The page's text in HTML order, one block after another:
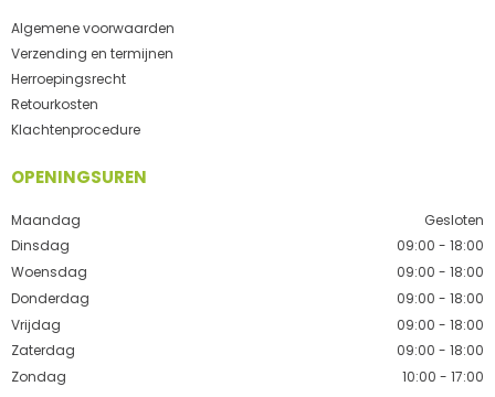
Algemene voorwaarden
Verzending en termijnen
Herroepingsrecht
Retourkosten
Klachtenprocedure
OPENINGSUREN
Maandag
Gesloten
Dinsdag
09:00 - 18:00
Woensdag
09:00 - 18:00
Donderdag
09:00 - 18:00
Vrijdag
09:00 - 18:00
Zaterdag
09:00 - 18:00
Zondag
10:00 - 17:00